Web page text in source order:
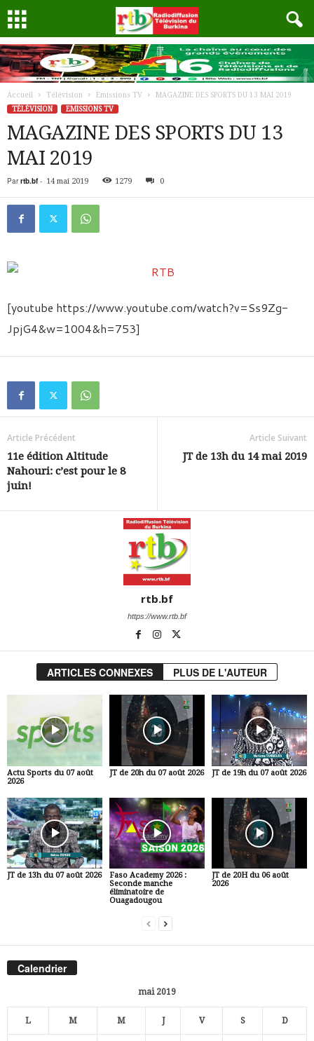
Accueil Télévision Emissions TV
MAGAZINE DES SPORTS DU 13 MAI 2019
TÉLÉVISION
EMISSIONS TV
MAGAZINE DES SPORTS DU 13
MAI 2019
Par rtb.bf- 14 mai 2019 1279 0
[youtube https://www.youtube.com/watch?v=Ss9Zg-
JpjG4&w=1004&h=753]
Article Précédent
11e édition Altitude
Nahouri: c’est pour le 8
juin!
Article Suivant
JT de 13h du 14 mai 2019
rtb.bf
https://www.rtb.bf
ARTICLES CONNEXES PLUS DE L'AUTEUR
Actu Sports du 07 août
2026
JT de 20h du 07 août 2026 JT de 19h du 07 août 2026
JT de 13h du 07 août 2026
Faso Academy 2026 :
Seconde manche
éliminatoire de
Ouagadougou
JT de 20H du 06 août
2026
Calendrier
mai 2019
L M M J V S D